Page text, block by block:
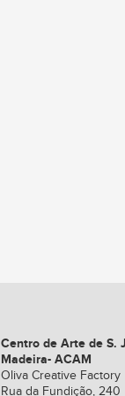
Centro de Arte de S.
Madeira- ACAM
Oliva Creative Factory
Rua da Fundição, 240